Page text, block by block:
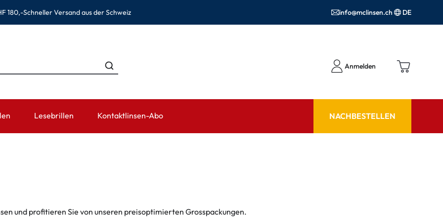
180,-Schneller Versand aus der Schweiz info@mclinsen.ch DE
Anmelden
Lesebrillen Kontaktlinsen-Abo NACHBESTELLEN
und profitieren Sie von unseren preisoptimierten Grosspackungen.